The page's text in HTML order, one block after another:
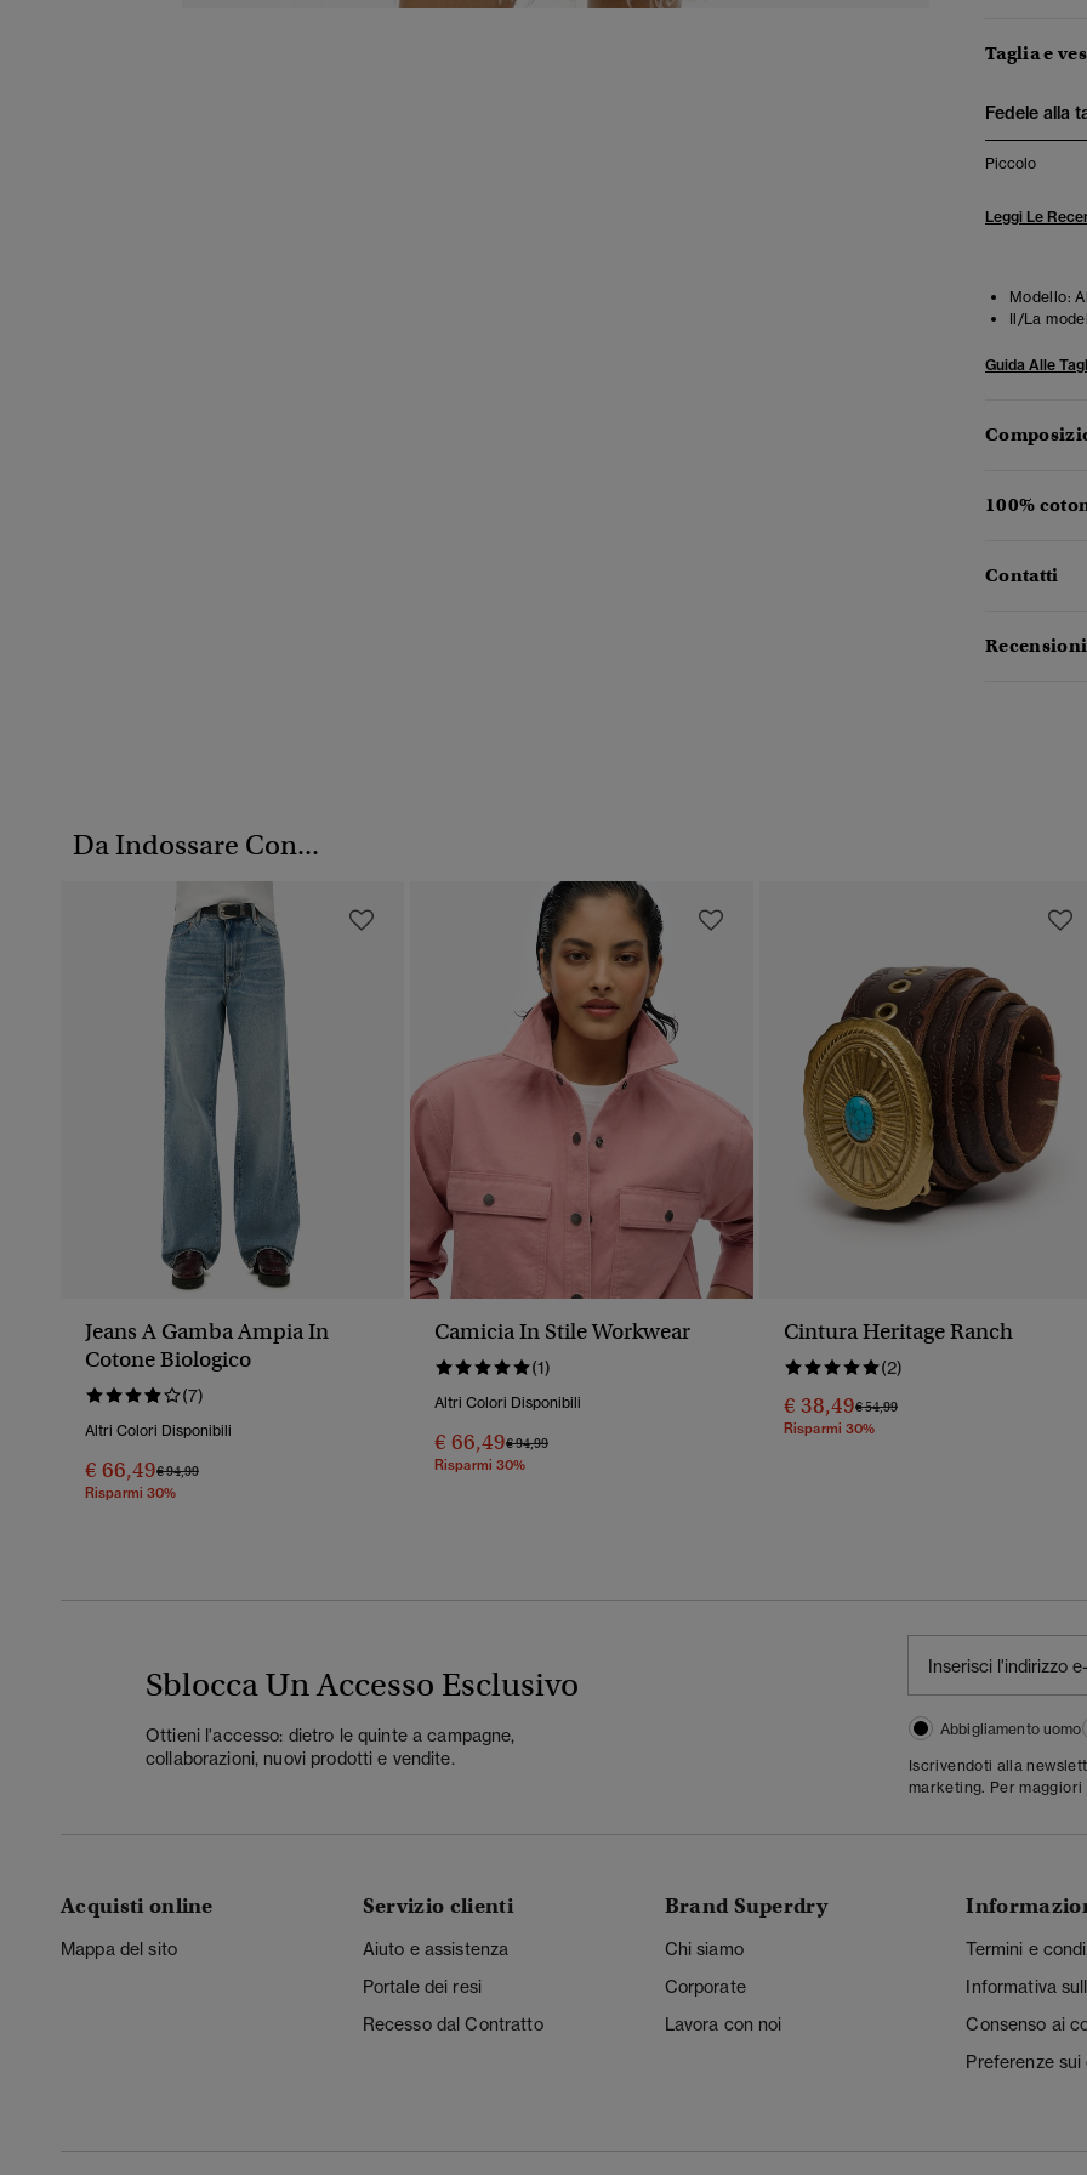
Taglia e
Fedele alla
Piccolo
Leggi Le
Modello:
Il/La
Guida Alle
100%
Contatti
Da Indossare Con...
Jeans A Gamba Ampia In
Cotone Biologico
(7)
Altri Colori Disponibili
€ 66,49Prezzo Ridotto Da
€ 94,99A
Risparmi 30%
Camicia In Stile Workwear
(1)
Altri Colori Disponibili
€ 66,49Prezzo Ridotto Da
€ 94,99A
Risparmi 30%
Cintura Heritage Ranch
(2)
€ 38,49Prezzo Ridotto Da
€ 54,99A
Risparmi 30%
Sblocca Un Accesso Esclusivo
Ottieni l'accesso: dietro le quinte a campagne,
collaborazioni, nuovi prodotti e vendite.
Abbigliamento uomo
Iscrivendoti alla
marketing. Per
Acquisti online
Mappa del sito
Servizio clienti
Aiuto e assistenza
Portale dei resi
Recesso dal Contratto
Brand Superdry
Chi siamo
Corporate
Lavora con noi
Termini e
Informativa
Consenso ai
Preferenze